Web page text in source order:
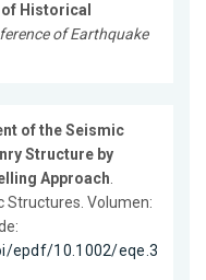
Historical
of Earthquake
of the Seismic
Structure by
Approach.
Structures. Volumen:
epdf/10.1002/eqe.3